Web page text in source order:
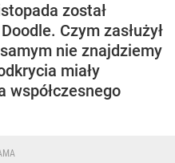
został
Czym zasłużył
nie znajdziemy
miały
współczesnego